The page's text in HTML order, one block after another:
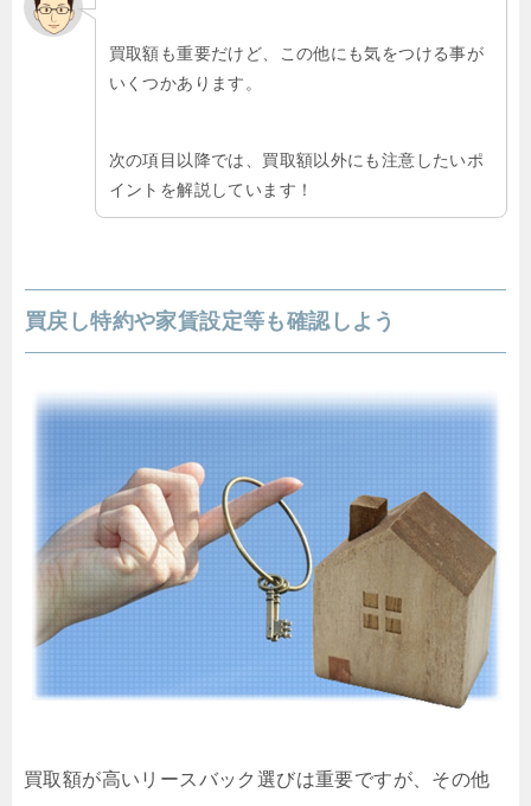
買取額も重要だけど、この他にも気をつける事が
いくつかあります。
次の項目以降では、買取額以外にも注意したいポ
イントを解説しています！
買戻し特約や家賃設定等も確認しよう
買取額が高いリースバック選びは重要ですが、その他